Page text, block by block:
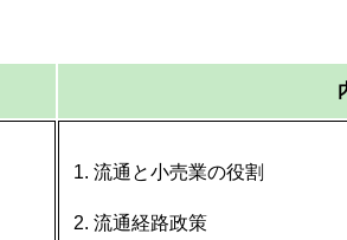
流通と小売業の役割
流通経路政策